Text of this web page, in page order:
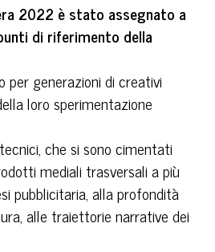
2022 è stato assegnato a
di riferimento della
per generazioni di creativi
loro sperimentazione
che si sono cimentati
mediali trasversali a più
pubblicitaria, alla profondità
alle traiettorie narrative dei